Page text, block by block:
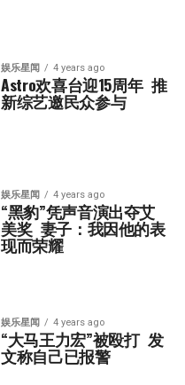
娱乐星闻 4 years ago
Astro欢喜台迎15周年  推
新综艺邀民众参与
娱乐星闻 4 years ago
“黑豹”凭声音演出夺艾
美奖  妻子：我因他的表
现而荣耀
娱乐星闻 4 years ago
“大马王力宏”被殴打  发
文称自己已报警